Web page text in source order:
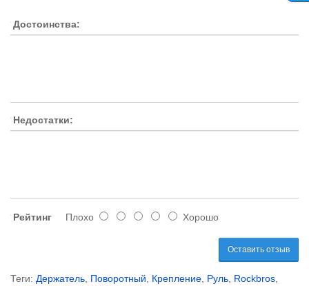
Достоинства:
Недостатки:
Рейтинг Плохо Хорошо
Оставить отзыв
Теги: Держатель, Поворотный, Крепление, Руль, Rockbros,